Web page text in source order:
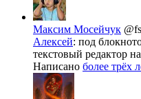
Максим Мосейчук
Алексей: под
текстовый редактор
Написано более трёх